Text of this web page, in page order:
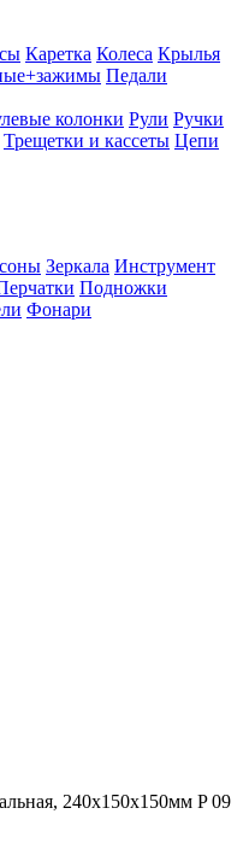
Каретка Колеса Крылья
Педали
колонки Рули Ручки
Трещетки и кассеты Цепи
Зеркала Инструмент
Подножки
Фонари
240x150x150мм P 09